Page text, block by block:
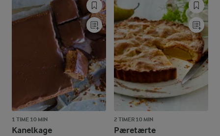
1 TIME 10 MIN
Kanelkage
2 TIMER 10 MIN
Pæretærte